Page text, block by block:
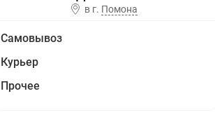
в г. Помона
Самовывоз
Курьер
Прочее